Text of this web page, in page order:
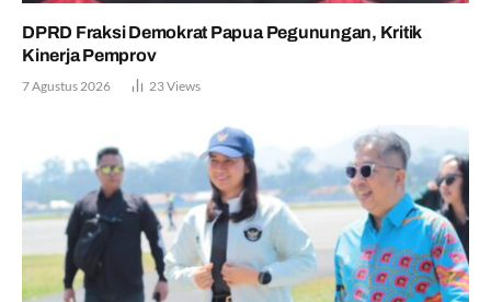
DPRD Fraksi Demokrat Papua Pegunungan, Kritik
Kinerja Pemprov
7 Agustus 2026 23Views